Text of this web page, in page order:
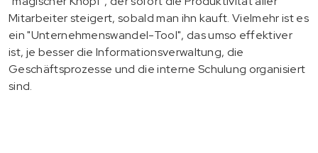
Mitarbeiter steigert, sobald man ihn kauft. Vielmehr ist es
ein "Unternehmenswandel-Tool", das umso effektiver
ist, je besser die Informationsverwaltung, die
Geschäftsprozesse und die interne Schulung organisiert
sind.